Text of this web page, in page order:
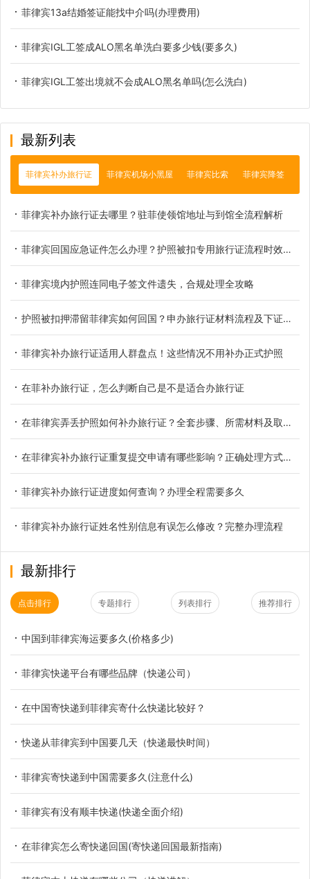
菲律宾13a结婚签证能找中介吗(办理费用)
菲律宾IGL工签成ALO黑名单洗白要多少钱(要多久)
菲律宾IGL工签出境就不会成ALO黑名单吗(怎么洗白)
最新列表
菲律宾补办旅行证 菲律宾机场小黑屋 菲律宾比索 菲律宾降签
菲律宾补办旅行证去哪里？驻菲使领馆地址与到馆全流程解析
菲律宾回国应急证件怎么办理？护照被扣专用旅行证流程时效说明
菲律宾境内护照连同电子签文件遗失，合规处理全攻略
护照被扣押滞留菲律宾如何回国？申办旅行证材料流程及下证时间
菲律宾补办旅行证适用人群盘点！这些情况不用补办正式护照
在菲补办旅行证，怎么判断自己是不是适合办旅行证
在菲律宾弄丢护照如何补办旅行证？全套步骤、所需材料及取证时长详解
在菲律宾补办旅行证重复提交申请有哪些影响？正确处理方式一览
菲律宾补办旅行证进度如何查询？办理全程需要多久
菲律宾补办旅行证姓名性别信息有误怎么修改？完整办理流程
最新排行
点击排行 专题排行 列表排行 推荐排行
中国到菲律宾海运要多久(价格多少)
菲律宾快递平台有哪些品牌（快递公司）
在中国寄快递到菲律宾寄什么快递比较好？
快递从菲律宾到中国要几天（快递最快时间）
菲律宾寄快递到中国需要多久(注意什么)
菲律宾有没有顺丰快递(快递全面介绍)
在菲律宾怎么寄快递回国(寄快递回国最新指南)